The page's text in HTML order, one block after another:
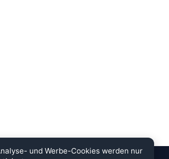
und Werbe-Cookies werden nur